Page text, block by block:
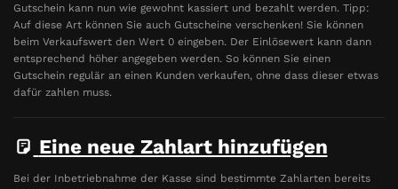
Gutschein kann nun wie gewohnt kassiert und bezahlt werden. Tipp:
Auf diese Art können Sie auch Gutscheine verschenken! Sie können
beim Verkaufswert den Wert 0 eingeben. Der Einlösewert kann dann
entsprechend höher angegeben werden. So können Sie einen
Gutschein regulär an einen Kunden verkaufen, ohne dass dieser etwas
dafür zahlen muss.
Eine neue Zahlart hinzufügen
Bei der Inbetriebnahme der Kasse sind bestimmte Zahlarten bereits